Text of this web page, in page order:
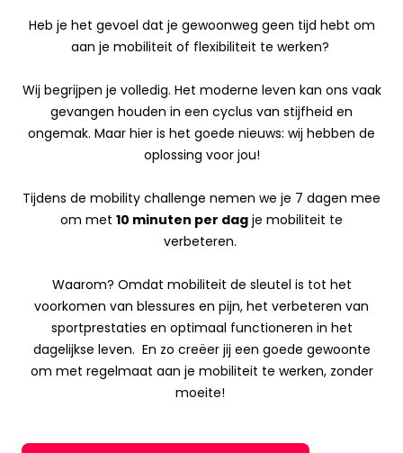
Heb je het gevoel dat je gewoonweg geen tijd hebt om
aan je mobiliteit of flexibiliteit te werken?
Wij begrijpen je volledig. Het moderne leven kan ons vaak
gevangen houden in een cyclus van stijfheid en
ongemak. Maar hier is het goede nieuws: wij hebben de
oplossing voor jou!
Tijdens de mobility challenge nemen we je 7 dagen mee
om met 10 minuten per dag je mobiliteit te
verbeteren.
Waarom? Omdat mobiliteit de sleutel is tot het
voorkomen van blessures en pijn, het verbeteren van
sportprestaties en optimaal functioneren in het
dagelijkse leven. En zo creëer jij een goede gewoonte
om met regelmaat aan je mobiliteit te werken, zonder
moeite!